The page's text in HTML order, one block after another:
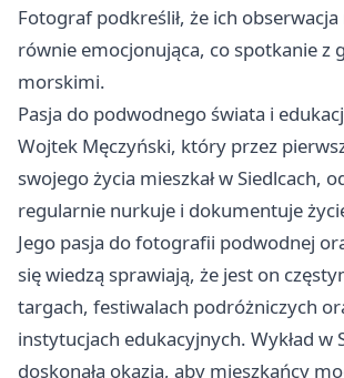
Fotograf podkreślił, że ich
równie emocjonująca, co spotkanie z
morskimi.
Pasja do podwodnego świata i
Wojtek Męczyński, który przez
swojego życia mieszkał w Siedlcach,
regularnie nurkuje i dokumentuje
Jego pasja do fotografii podwodnej
się wiedzą sprawiają, że jest on
targach, festiwalach podróżniczych
instytucjach edukacyjnych. Wykład w
doskonałą okazją, aby mieszkańcy